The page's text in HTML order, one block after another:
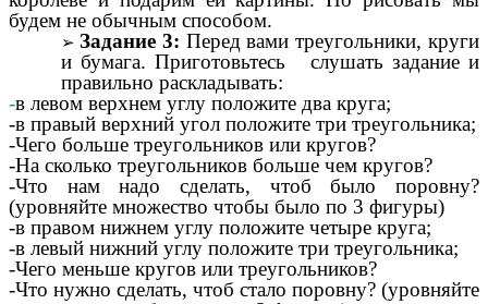
будем не обычным способом.
Задание 3: Перед вами треугольники, круги
и бумага. Приготовьтесь слушать задание и
правильно раскладывать:
-в левом верхнем углу положите два круга;
-в правый верхний угол положите три треугольника;
-Чего больше треугольников или кругов?
-На сколько треугольников больше чем кругов?
-Что нам надо сделать, чтоб было поровну?
(уровняйте множество чтобы было по 3 фигуры)
-в правом нижнем углу положите четыре круга;
-в левый нижний углу положите три треугольника;
-Чего меньше кругов или треугольников?
-Что нужно сделать, чтоб стало поровну? (уровняйте